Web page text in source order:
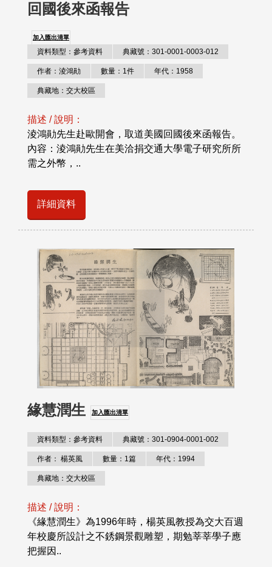
回國後來函報告
加入匯出清單
資料類型：參考資料 典藏號：301-0001-0003-012
作者：淩鴻勛 數量：1件 年代：1958
典藏地：交大校區
描述 / 說明：
淩鴻勛先生赴歐開會，取道美國回國後來函報告。
內容：淩鴻勛先生在美洽捐交通大學電子研究所所
需之外幣，..
詳細資料
緣慧潤生 加入匯出清單
資料類型：參考資料 典藏號：301-0904-0001-002
作者： 楊英風 數量：1篇 年代：1994
典藏地：交大校區
描述 / 說明：
《緣慧潤生》為1996年時，楊英風教授為交大百週
年校慶所設計之不銹鋼景觀雕塑，期勉莘莘學子應
把握因..